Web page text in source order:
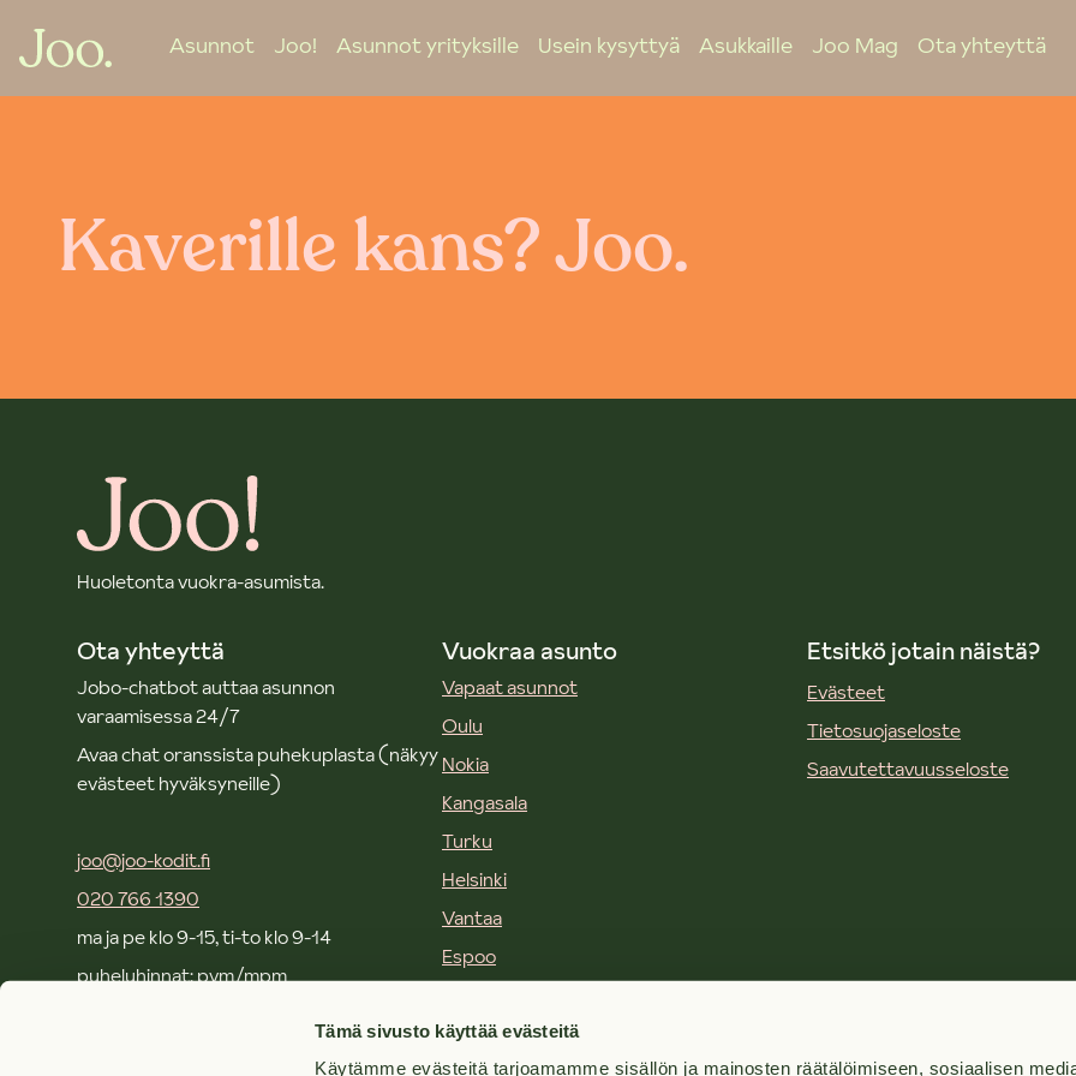
Tämä sivusto käyttää evästeitä
Käytämme evästeitä tarjoamamme sisällön ja mainosten räätälöimiseen, sosiaalisen
Asunnot Joo! Asunnot yrityksille Usein kysyttyä Asukkaille Joo Mag Ota yhteyttä
Kaverille kans? Joo.
Huoletonta vuokra-asumista.
Ota yhteyttä
Jobo-chatbot auttaa asunnon
varaamisessa 24/7
Avaa chat oranssista puhekuplasta (näkyy
evästeet hyväksyneille)
joo@joo-kodit.fi
020 766 1390
ma ja pe klo 9-15, ti-to klo 9-14
puheluhinnat: pvm/mpm
Vuokraa asunto
Vapaat asunnot
Oulu
Nokia
Kangasala
Turku
Helsinki
Vantaa
Espoo
Etsitkö jotain näistä?
Evästeet
Tietosuojaseloste
Saavutettavuusseloste